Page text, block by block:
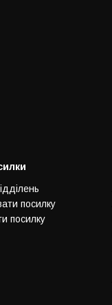
посилку
посилку